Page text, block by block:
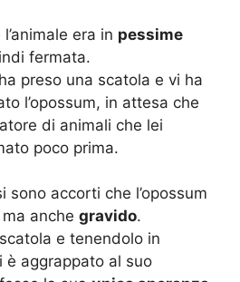
era in pessime
fermata.
preso una scatola e vi ha
l’opossum, in attesa che
di animali che lei
poco prima.
sono accorti che l’opossum
anche gravido.
e tenendolo in
è aggrappato al suo